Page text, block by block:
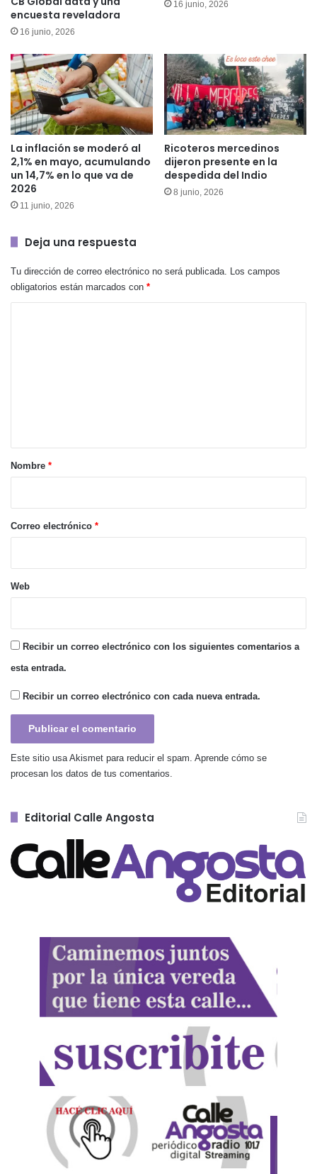
encuesta reveladora
16 junio, 2026
16 junio, 2026
La inflación se moderó al
2,1% en mayo, acumulando
un 14,7% en lo que va de
2026
11 junio, 2026
Ricoteros mercedinos
dijeron presente en la
despedida del Indio
8 junio, 2026
Deja una respuesta
Tu dirección de correo electrónico no será publicada.
Los campos
obligatorios están marcados con *
r
*
Nombre *
Correo electrónico *
Web
Recibir un correo electrónico con los siguientes comentarios a
esta entrada.
Recibir un correo electrónico con cada nueva entrada.
Este sitio usa Akismet para reducir el spam. Aprende cómo se
procesan los datos de tus comentarios.
Editorial Calle Angosta